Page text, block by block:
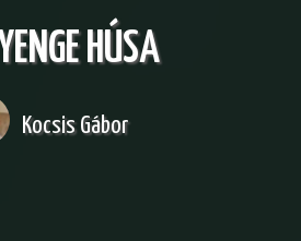
HÚSA
Kocsis Gábor